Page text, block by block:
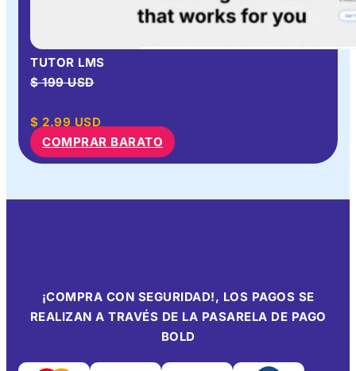
TUTOR LMS
$ 199 USD
$ 2.99 USD
COMPRAR BARATO
¡COMPRA CON SEGURIDAD!, LOS PAGOS SE
REALIZAN A TRAVÉS DE LA PASARELA DE PAGO
BOLD